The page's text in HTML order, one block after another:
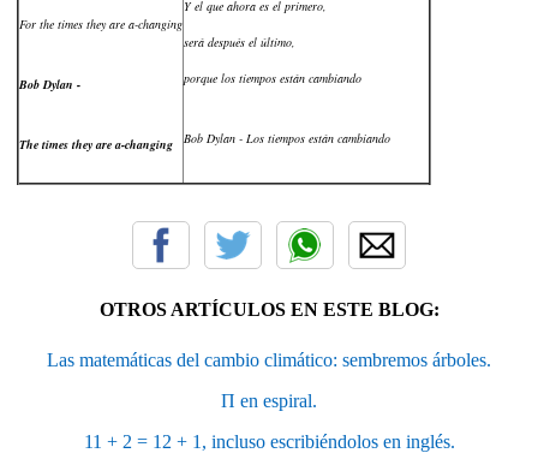
For the times they are a-changing
Bob Dylan -
The times they are a-changing
Y el que ahora es el primero,
será después el último,
porque los tiempos están cambiando
Bob Dylan - Los tiempos están cambiando
OTROS ARTÍCULOS EN ESTE BLOG:
Las matemáticas del cambio climático: sembremos árboles.
Π en espiral.
11 + 2 = 12 + 1, incluso escribiéndolos en inglés.